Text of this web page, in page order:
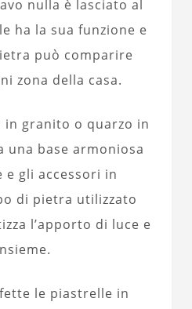
nulla è lasciato al
ha la sua funzione e
può comparire
zona della casa.
in granito o quarzo in
una base armoniosa
e gli accessori in
di pietra utilizzato
l’apporto di luce e
le piastrelle in